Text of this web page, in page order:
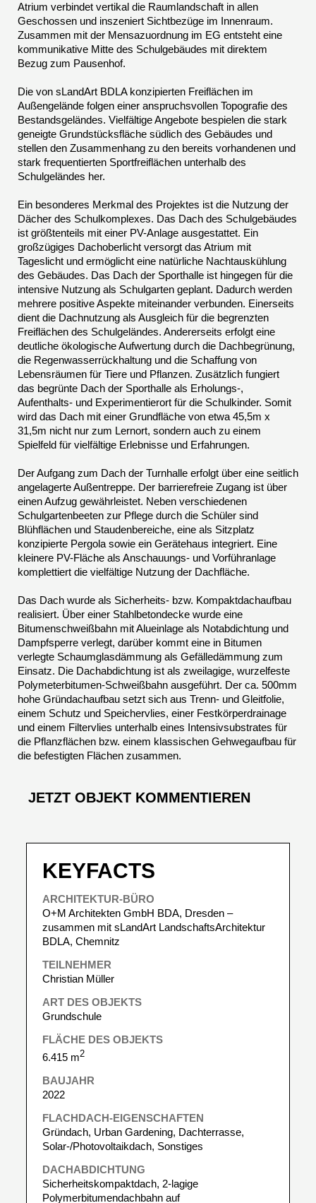
Atrium verbindet vertikal die Raumlandschaft in allen
Geschossen und inszeniert Sichtbezüge im Innenraum.
Zusammen mit der Mensazuordnung im EG entsteht eine
kommunikative Mitte des Schulgebäudes mit direktem
Bezug zum Pausenhof.
Die von sLandArt BDLA konzipierten Freiflächen im
Außengelände folgen einer anspruchsvollen Topografie des
Bestandsgeländes. Vielfältige Angebote bespielen die stark
geneigte Grundstücksfläche südlich des Gebäudes und
stellen den Zusammenhang zu den bereits vorhandenen und
stark frequentierten Sportfreiflächen unterhalb des
Schulgeländes her.
Ein besonderes Merkmal des Projektes ist die Nutzung der
Dächer des Schulkomplexes. Das Dach des Schulgebäudes
ist größtenteils mit einer PV-Anlage ausgestattet. Ein
großzügiges Dachoberlicht versorgt das Atrium mit
Tageslicht und ermöglicht eine natürliche Nachtauskühlung
des Gebäudes. Das Dach der Sporthalle ist hingegen für die
intensive Nutzung als Schulgarten geplant. Dadurch werden
mehrere positive Aspekte miteinander verbunden. Einerseits
dient die Dachnutzung als Ausgleich für die begrenzten
Freiflächen des Schulgeländes. Andererseits erfolgt eine
deutliche ökologische Aufwertung durch die Dachbegrünung,
die Regenwasserrückhaltung und die Schaffung von
Lebensräumen für Tiere und Pflanzen. Zusätzlich fungiert
das begrünte Dach der Sporthalle als Erholungs-,
Aufenthalts- und Experimentierort für die Schulkinder. Somit
wird das Dach mit einer Grundfläche von etwa 45,5m x
31,5m nicht nur zum Lernort, sondern auch zu einem
Spielfeld für vielfältige Erlebnisse und Erfahrungen.
Der Aufgang zum Dach der Turnhalle erfolgt über eine seitlich
angelagerte Außentreppe. Der barrierefreie Zugang ist über
einen Aufzug gewährleistet. Neben verschiedenen
Schulgartenbeeten zur Pflege durch die Schüler sind
Blühflächen und Staudenbereiche, eine als Sitzplatz
konzipierte Pergola sowie ein Gerätehaus integriert. Eine
kleinere PV-Fläche als Anschauungs- und Vorführanlage
komplettiert die vielfältige Nutzung der Dachfläche.
Das Dach wurde als Sicherheits- bzw. Kompaktdachaufbau
realisiert. Über einer Stahlbetondecke wurde eine
Bitumenschweißbahn mit Alueinlage als Notabdichtung und
Dampfsperre verlegt, darüber kommt eine in Bitumen
verlegte Schaumglasdämmung als Gefälledämmung zum
Einsatz. Die Dachabdichtung ist als zweilagige, wurzelfeste
Polymeterbitumen-Schweißbahn ausgeführt. Der ca. 500mm
hohe Gründachaufbau setzt sich aus Trenn- und Gleitfolie,
einem Schutz und Speichervlies, einer Festkörperdrainage
und einem Filtervlies unterhalb eines Intensivsubstrates für
die Pflanzflächen bzw. einem klassischen Gehwegaufbau für
die befestigten Flächen zusammen.
JETZT OBJEKT KOMMENTIEREN
KEYFACTS
ARCHITEKTUR-BÜRO
O+M Architekten GmbH BDA, Dresden –
zusammen mit sLandArt LandschaftsArchitektur
BDLA, Chemnitz
TEILNEHMER
Christian Müller
ART DES OBJEKTS
Grundschule
FLÄCHE DES OBJEKTS
6.415 m2
BAUJAHR
2022
FLACHDACH-EIGENSCHAFTEN
Gründach, Urban Gardening, Dachterrasse,
Solar-/Photovoltaikdach, Sonstiges
DACHABDICHTUNG
Sicherheitskompaktdach, 2-lagige
Polymerbitumendachbahn auf